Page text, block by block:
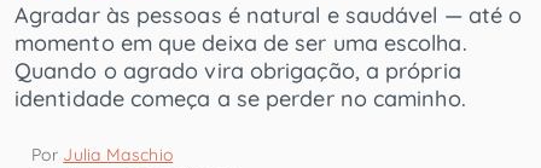
Agradar às pessoas é natural e saudável — até o
momento em que deixa de ser uma escolha.
Quando o agrado vira obrigação, a própria
identidade começa a se perder no caminho.
Por Julia Maschio